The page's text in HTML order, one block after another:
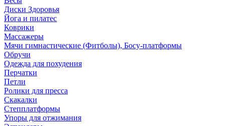
Диски Здоровья
Йога и пилатес
Коврики
Массажеры
Мячи гимнастические (Фитболы), Босу-платформы
Обручи
Одежда для похудения
Перчатки
Петли
Ролики для пресса
Скакалки
Степплатформы
Упоры для отжимания